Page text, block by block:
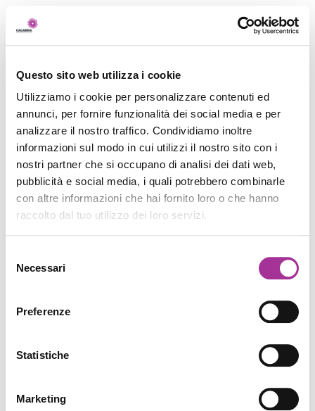
Questo sito web utilizza i cookie
Utilizziamo i cookie per personalizzare contenuti ed
annunci, per fornire funzionalità dei social media e per
analizzare il nostro traffico. Condividiamo inoltre
informazioni sul modo in cui utilizzi il nostro sito con i
nostri partner che si occupano di analisi dei dati web,
pubblicità e social media, i quali potrebbero combinarle
con altre informazioni che hai fornito loro o che hanno
raccolto dal tuo utilizzo dei loro servizi.
delNecessari
Preferenze
Statistiche
Marketing